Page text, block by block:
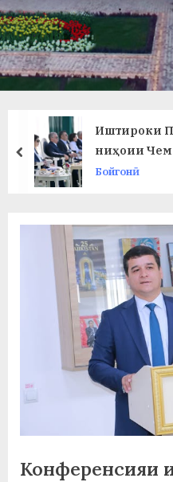
Иштироки
ниҳоии
Бойгонӣ
prev
Конференсияи